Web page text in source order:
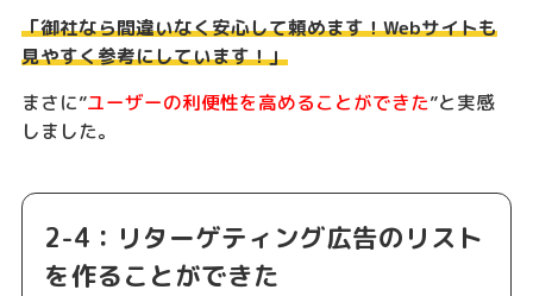
「御社なら間違いなく安心して頼めます！Webサイトも
見やすく参考にしています！」
まさに”ユーザーの利便性を高めることができた”と実感
しました。
2-4：リターゲティング広告のリスト
を作ることができた